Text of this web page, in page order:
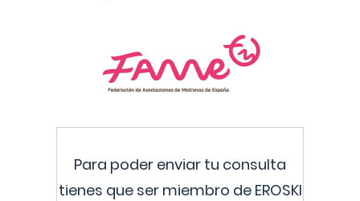
Para poder enviar tu consulta
tienes que ser miembro de EROSKI